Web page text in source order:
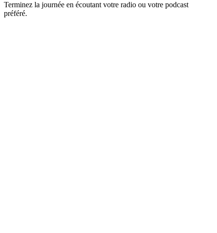
Terminez la journée en écoutant votre radio ou votre podcast
préféré.